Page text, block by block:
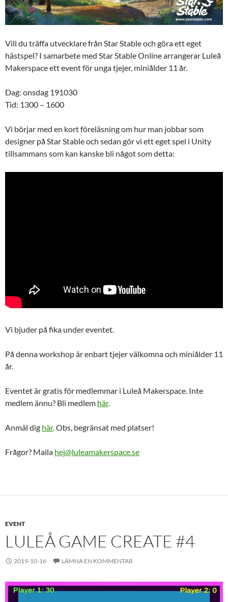
Vill du träffa utvecklare från Star Stable och göra ett eget
hästspel? I samarbete med Star Stable Online arrangerar Luleå
Makerspace ett event för unga tjejer, miniålder 11 år.
Dag: onsdag 191030
Tid: 1300 – 1600
Vi börjar med en kort föreläsning om hur man jobbar som
designer på Star Stable och sedan gör vi ett eget spel i Unity
tillsammans som kan kanske bli något som detta:
Vi bjuder på fika under eventet.
På denna workshop är enbart tjejer välkomna och miniålder 11
år.
Eventet är gratis för medlemmar i Luleå Makerspace. Inte
medlem ännu? Bli medlem här.
Anmäl dig här. Obs, begränsat med platser!
Frågor? Maila hej@luleamakerspace.se
EVENT
LULEÅ GAME CREATE #4
2019-10-16 LÄMNA EN KOMMENTAR